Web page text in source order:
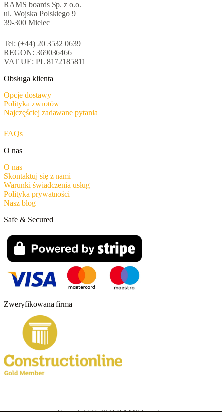
RAMS boards Sp. z o.o.
ul. Wojska Polskiego 9
39-300 Mielec
Tel: (+44) 20 3532 0639
REGON: 369036466
VAT UE: PL 8172185811
Obsługa klienta
Opcje dostawy
Polityka zwrotów
Najczęściej zadawane pytania
FAQs
O nas
O nas
Skontaktuj się z nami
Warunki świadczenia usług
Polityka prywatności
Nasz blog
Zweryfikowana firma
Safe & Secured